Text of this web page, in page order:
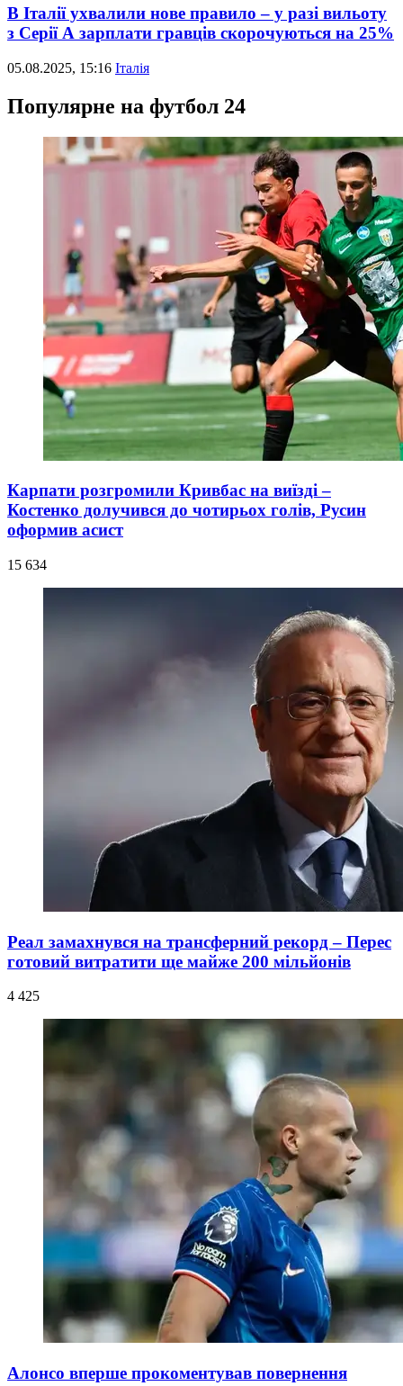
В Італії ухвалили нове правило – у разі вильоту
з Серії А зарплати гравців скорочуються на 25%
05.08.2025, 15:16 Італія
Популярне на футбол 24
Карпати розгромили Кривбас на виїзді –
Костенко долучився до чотирьох голів, Русин
оформив асист
15 634
Реал замахнувся на трансферний рекорд – Перес
готовий витратити ще майже 200 мільйонів
4 425
Алонсо вперше прокоментував повернення